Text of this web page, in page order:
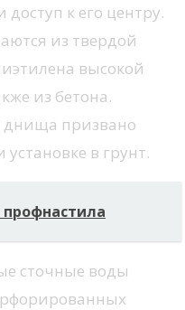
к его центру.
из твердой
высокой
из бетона.
днища призвано
в грунт.
профнастила
сточные воды